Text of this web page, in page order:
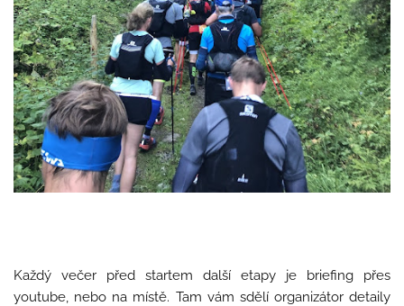
Každý večer před startem další etapy je briefing přes
youtube, nebo na místě. Tam vám sdělí organizátor detaily